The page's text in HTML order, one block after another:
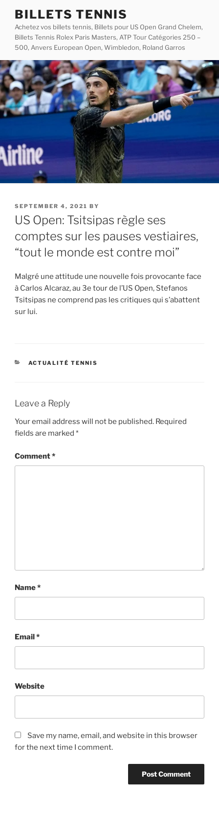
content
BILLETS TENNIS
Achetez vos billets tennis, Billets pour US Open Grand Chelem,
Billets Tennis Rolex Paris Masters, ATP Tour Catégories 250 –
500, Anvers European Open, Wimbledon, Roland Garros
POSTED
ON
SEPTEMBER 4, 2021 BY
US Open: Tsitsipas règle ses
comptes sur les pauses vestiaires,
“tout le monde est contre moi”
Malgré une attitude une nouvelle fois provocante face
à Carlos Alcaraz, au 3e tour de l’US Open, Stefanos
Tsitsipas ne comprend pas les critiques qui s’abattent
sur lui.
CATEGORIES
ACTUALITÉ TENNIS
Leave a Reply
Your email address will not be published. Required
fields are marked *
Comment*
Name*
Email*
Website
Save my name, email, and website in this browser
for the next time I comment.